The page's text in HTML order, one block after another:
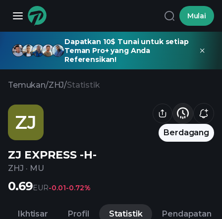
Mulai
Dapatkan 10$ Tunai untuk setiap
Teman Pro+ yang Anda
Referensikan!
Temukan/ZHJ/Statistik
ZJ Berdagang
ZJ EXPRESS -H-
ZHJ · MU
0.69EUR-0.01-0.72%
Ikhtisar Profil Statistik Pendapatan